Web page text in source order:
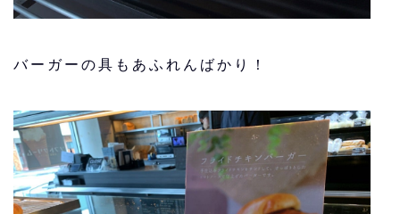
バーガーの具もあふれんばかり！